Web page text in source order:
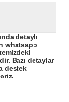
detaylı
whatsapp
Bazı detaylar
destek